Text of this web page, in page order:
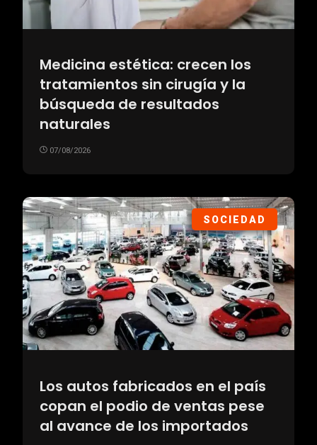
Medicina estética: crecen los
tratamientos sin cirugía y la
búsqueda de resultados
naturales
07/08/2026
SOCIEDAD
Los autos fabricados en el país
copan el podio de ventas pese
al avance de los importados